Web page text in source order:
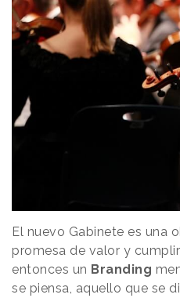
El nuevo Gabinete es una
promesa de valor y
entonces un Branding
se piensa, aquello que se